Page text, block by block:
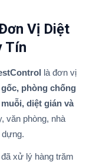
Vị Diệt
Tín
là đơn vị
phòng chống
diệt gián và
văn phòng, nhà
xử lý hàng trăm